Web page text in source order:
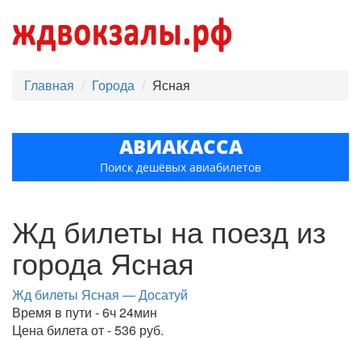
Главная Города Ясная
АВИАКАССА
Поиск дешёвых авиабилетов
Жд билеты на поезд из
города Ясная
Жд билеты Ясная — Досатуй
Время в пути - 6ч 24мин
Цена билета от - 536 руб.